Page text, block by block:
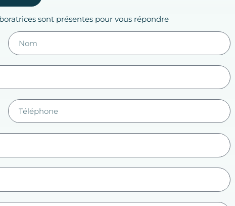
sont présentes pour vous répondre